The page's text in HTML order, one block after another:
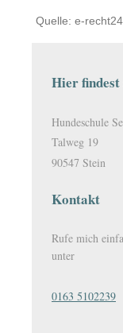
Quelle: e-
Hier
Hundeschule
Talweg 19
90547 Stein
Kontakt
Rufe mich
unter
0163 5102239